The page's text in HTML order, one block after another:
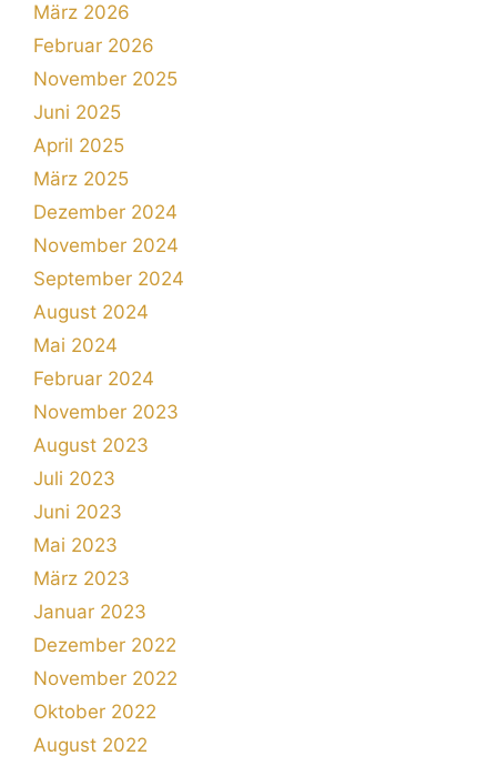
März 2026
Februar 2026
November 2025
Juni 2025
April 2025
März 2025
Dezember 2024
November 2024
September 2024
August 2024
Mai 2024
Februar 2024
November 2023
August 2023
Juli 2023
Juni 2023
Mai 2023
März 2023
Januar 2023
Dezember 2022
November 2022
Oktober 2022
August 2022